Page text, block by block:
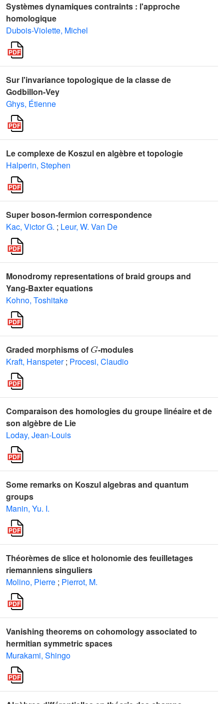
Systèmes dynamiques contraints : l'approche
homologique
Dubois-Violette, Michel
Sur l'invariance topologique de la classe de
Godbillon-Vey
Ghys, Étienne
Le complexe de Koszul en algèbre et topologie
Halperin, Stephen
Super boson-fermion correspondence
Kac, Victor G. ; Leur, W. Van De
Monodromy representations of braid groups and
Yang-Baxter equations
Kohno, Toshitake
Graded morphisms of
-modules
Kraft, Hanspeter ; Procesi, Claudio
Comparaison des homologies du groupe linéaire et de
son algèbre de Lie
Loday, Jean-Louis
Some remarks on Koszul algebras and quantum
groups
Manin, Yu. I.
Théorèmes de slice et holonomie des feuilletages
riemanniens singuliers
Molino, Pierre ; Pierrot, M.
Vanishing theorems on cohomology associated to
hermitian symmetric spaces
Murakami, Shingo